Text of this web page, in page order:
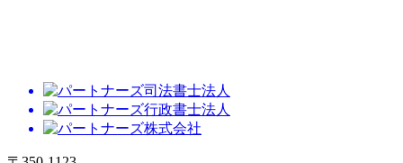
サポート料金
ご相談の流れ
お問い合わせ
サービスメニュー